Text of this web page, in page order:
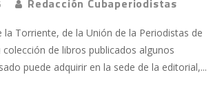
Redacción Cubaperiodistas
la Torriente, de la Unión de la Periodistas de
colección de libros publicados algunos
puede adquirir en la sede de la editorial,...